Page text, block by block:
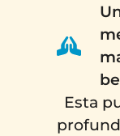
Esta